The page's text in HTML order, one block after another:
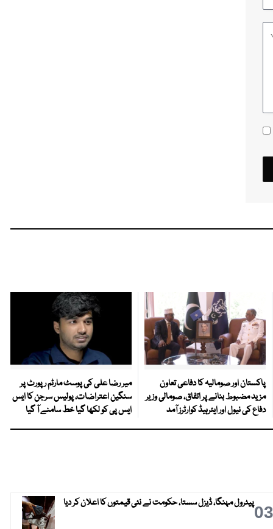
پاکستان اور صومالیہ کا دفاعی تعاون
مزید مضبوط بنانے پر اتفاق، صومالی وزیر
دفاع کی نیول اور ایئرہیڈ کوارٹرز آمد
میر رضا علی کی پوسٹ مارٹم رپورٹ پر
سنگین اعتراضات، پولیس سرجن کا ایس
ایس پی کو لکھا گیا خط سامنے آ گیا
03پیٹرول مہنگا، ڈیزل سستا، حکومت نے نئی قیمتوں کا اعلان کر دیا